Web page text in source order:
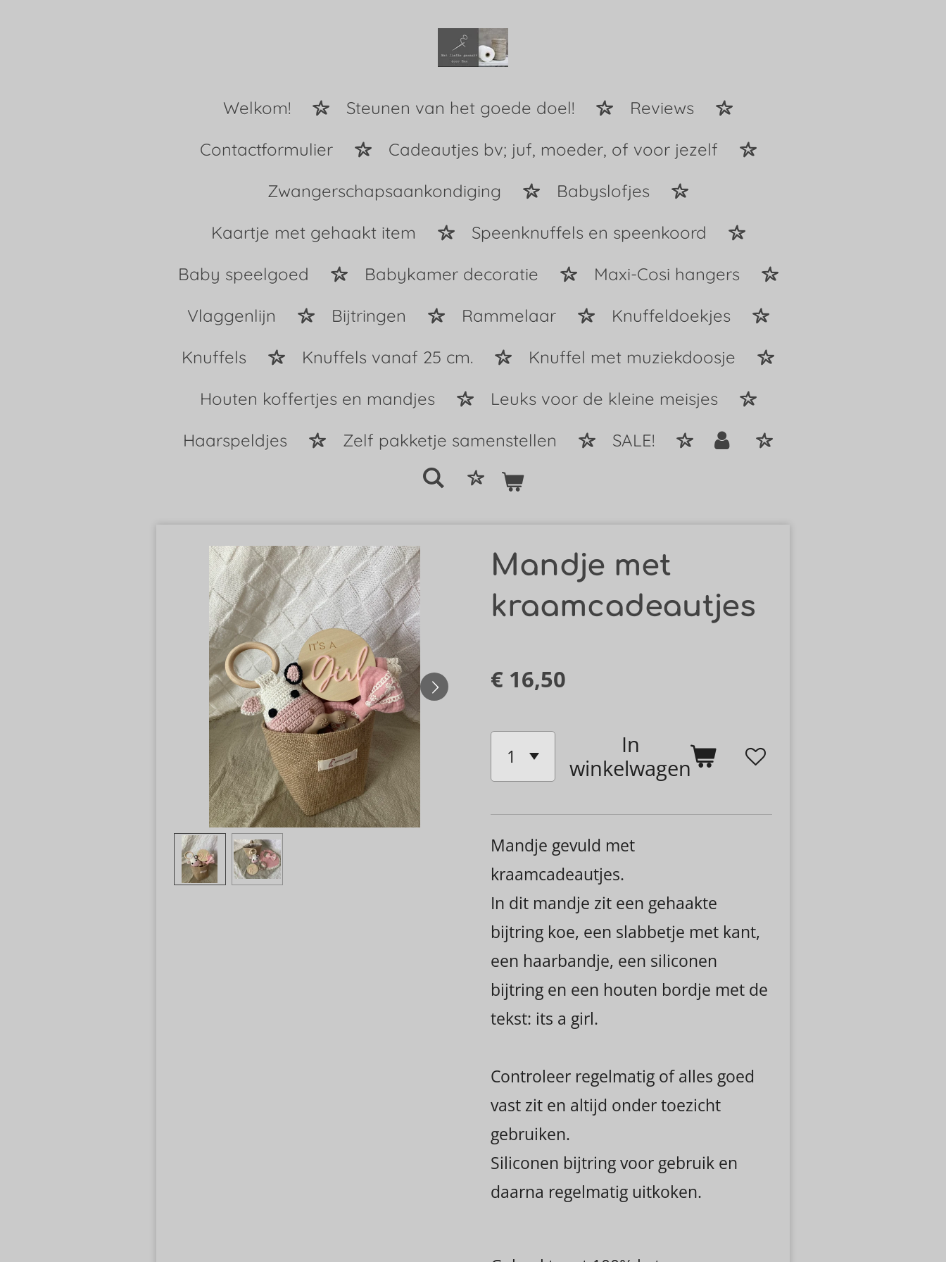
Welkom! Steunen van het goede doel!
Reviews
Contactformulier
Cadeautjes bv; juf, moeder, of voor jezelf
Zwangerschapsaankondiging
Babyslofjes
Kaartje met gehaakt item
Speenknuffels en speenkoord
Baby speelgoed
Babykamer decoratie
Maxi-Cosi hangers
Vlaggenlijn
Bijtringen Rammelaar
Knuffeldoekjes
Knuffels
Knuffels vanaf 25 cm.
Knuffel met muziekdoosje
Houten koffertjes en mandjes
Leuks voor de kleine meisjes
Haarspeldjes
Zelf pakketje samenstellen SALE!
Mandje met
kraamcadeautjes
€ 16,50
In
winkelwagen
Mandje gevuld met
kraamcadeautjes.
In dit mandje zit een gehaakte
bijtring koe, een slabbetje met kant,
een haarbandje, een siliconen
bijtring en een houten bordje met de
tekst: its a girl.
Controleer regelmatig of alles goed
vast zit en altijd onder toezicht
gebruiken.
Siliconen bijtring voor gebruik en
daarna regelmatig uitkoken.